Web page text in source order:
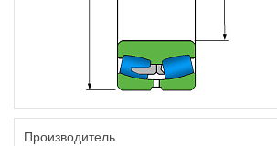
Производитель